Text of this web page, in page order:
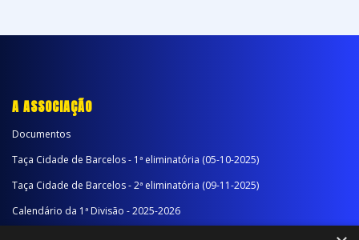
A ASSOCIAÇÃO
Documentos
Taça Cidade de Barcelos - 1ª eliminatória (05-10-2025)
Taça Cidade de Barcelos - 2ª eliminatória (09-11-2025)
Calendário da 1ª Divisão - 2025-2026